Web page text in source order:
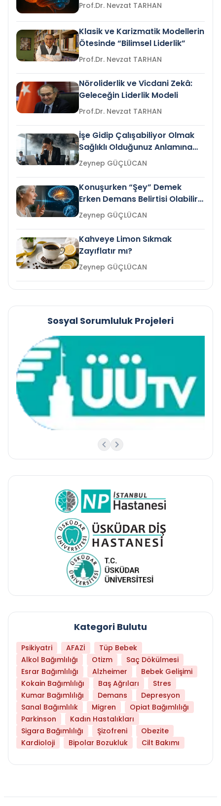
Prof.Dr. Nevzat TARHAN
Klasik ve Karizmatik Modellerin
Ötesinde “Bilimsel Liderlik”
Prof.Dr. Nevzat TARHAN
Nöroliderlik ve Vicdani Zekâ:
Geleceğin Liderlik Modeli
Prof.Dr. Nevzat TARHAN
İşe Gidip Çalışabiliyor Olmak
Sağlıklı Olduğunuz Anlamına
Gelir mi?Zeynep GÜÇLÜCAN
Konuşurken “Şey” Demek
Erken Demans Belirtisi Olabilir
mi?
Zeynep GÜÇLÜCAN
Kahveye Limon Sıkmak
Zayıflatır mı?
Zeynep GÜÇLÜCAN
Sosyal Sorumluluk Projeleri
Kategori Bulutu
Psikiyatri AFAZİ
Tüp Bebek
Alkol Bağımlılığı
Otizm
Saç Dökülmesi
Esrar Bağımlılığı
Alzheimer
Bebek Gelişimi
Kokain Bağımlılığı
Baş Ağrıları
Stres
Kumar Bağımlılığı
Demans
Depresyon
Sanal Bağımlılık
Migren
Opiat Bağımlılığı
Parkinson
Kadın Hastalıkları
Sigara Bağımlılığı
Şizofreni
Obezite
Kardioloji
Bipolar Bozukluk Cilt Bakımı